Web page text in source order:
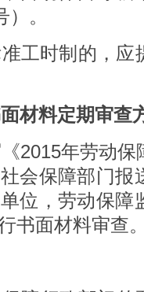
。
工时制的，应
材料定期审查
2015年劳动
会保障部门报
位，劳动保障
书面材料审查